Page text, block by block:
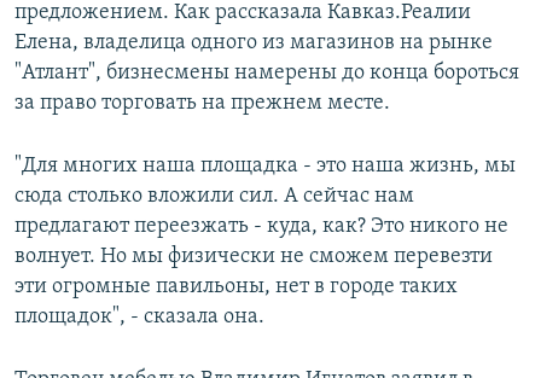
предложением. Как рассказала Кавказ.Реалии
Елена, владелица одного из магазинов на рынке
"Атлант", бизнесмены намерены до конца бороться
за право торговать на прежнем месте.
"Для многих наша площадка - это наша жизнь, мы
сюда столько вложили сил. А сейчас нам
предлагают переезжать - куда, как? Это никого не
волнует. Но мы физически не сможем перевезти
эти огромные павильоны, нет в городе таких
площадок", - сказала она.